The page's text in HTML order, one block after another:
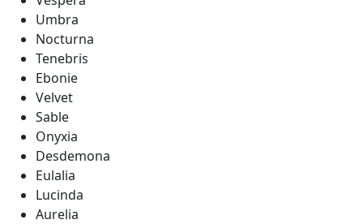
Umbra
Nocturna
Tenebris
Ebonie
Velvet
Sable
Onyxia
Desdemona
Eulalia
Lucinda
Aurelia